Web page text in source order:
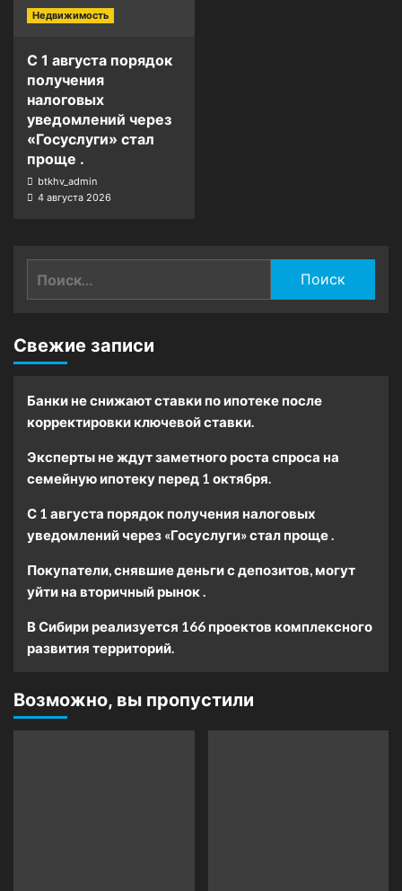
Недвижимость
С 1 августа порядок
получения
налоговых
уведомлений через
«Госуслуги» стал
проще .
btkhv_admin
4 августа 2026
Свежие записи
Банки не снижают ставки по ипотеке после
корректировки ключевой ставки.
Эксперты не ждут заметного роста спроса на
семейную ипотеку перед 1 октября.
С 1 августа порядок получения налоговых
уведомлений через «Госуслуги» стал проще .
Покупатели, снявшие деньги с депозитов, могут
уйти на вторичный рынок .
В Сибири реализуется 166 проектов комплексного
развития территорий.
Возможно, вы пропустили